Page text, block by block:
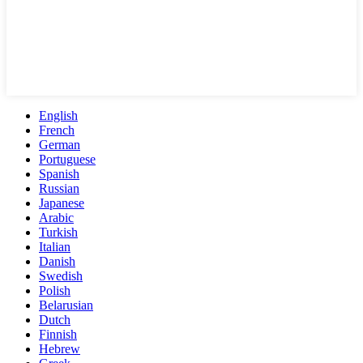
English
French
German
Portuguese
Spanish
Russian
Japanese
Arabic
Turkish
Italian
Danish
Swedish
Polish
Belarusian
Dutch
Finnish
Hebrew